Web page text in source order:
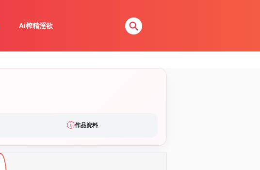
Ai榨精淫欲
ⓘ作品資料